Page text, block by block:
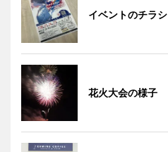
イベントのチラシ
花火大会の様子